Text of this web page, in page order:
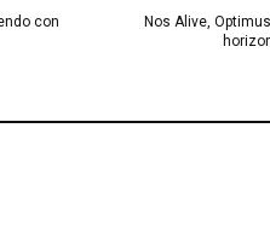
Nos Alive,
con